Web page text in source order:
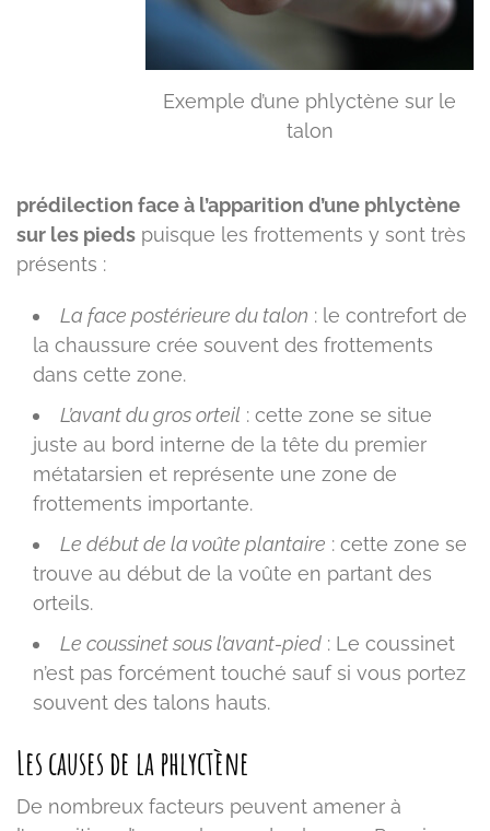
Exemple d’une phlyctène sur le
talon
prédilection face à l’apparition d’une phlyctène
sur les pieds puisque les frottements y sont très
présents :
La face postérieure du talon : le contrefort de
la chaussure crée souvent des frottements
dans cette zone.
L’avant du gros orteil : cette zone se situe
juste au bord interne de la tête du premier
métatarsien et représente une zone de
frottements importante.
Le début de la voûte plantaire : cette zone se
trouve au début de la voûte en partant des
orteils.
Le coussinet sous l’avant-pied : Le coussinet
n’est pas forcément touché sauf si vous portez
souvent des talons hauts.
Les causes de la phlyctène
De nombreux facteurs peuvent amener à